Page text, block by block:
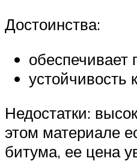
Достоинства:
обеспечивает
устойчивость
Недостатки:
этом материале
битума, ее цена